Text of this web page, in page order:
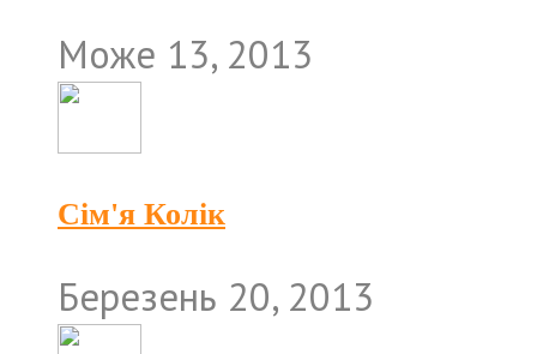
Може 13, 2013
Сім'я Колік
Березень 20, 2013